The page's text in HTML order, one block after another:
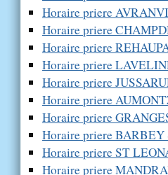
Horaire priere
Horaire priere
Horaire priere
Horaire priere
Horaire priere
Horaire priere
Horaire priere
Horaire priere BARBEY
Horaire priere ST
Horaire priere